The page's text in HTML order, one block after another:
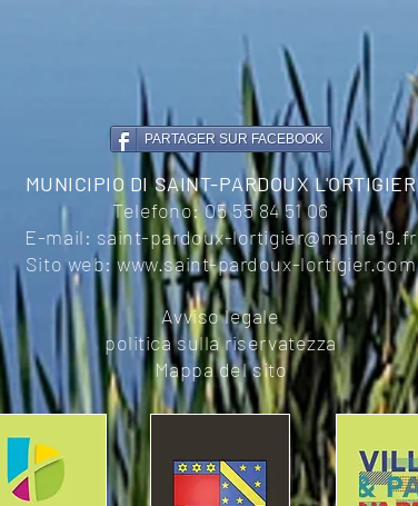
PARTAGER SUR FACEBOOK
MUNICIPIO DI SAINT-PARDOUX L'ORTIGIER
Telefono:05 55 84 51 06
E-mail: saint-pardoux-lortigier@mairie19.fr
Sito web:www.saint-pardoux-lortigier.com
Avviso legale
politica sulla riservatezza
Mappa del sito